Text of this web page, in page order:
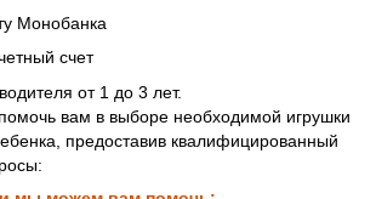
Монобанка
счет
от 1 до 3 лет.
вам в выборе необходимой игрушки
предоставив квалифицированный